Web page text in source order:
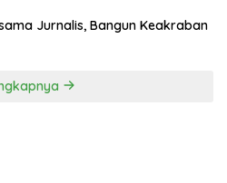
Jurnalis, Bangun Keakraban